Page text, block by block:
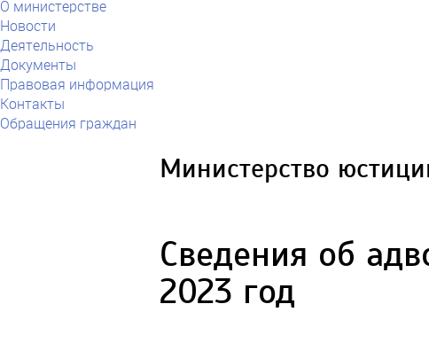
О министерстве
Новости
Деятельность
Документы
Правовая информация
Контакты
Обращения граждан
Министерство
Сведения об
2023 год